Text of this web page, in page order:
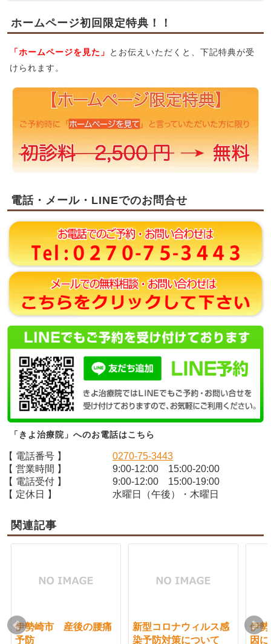
ホームページ初回限定特典！！
「ホームページを見た」
とお伝えいただくと、下記特典が受
けられます。
電話・メール・LINEでのお問合せ
「きよ治療院」へのお電話はこちら
【 電話番号 】
0270-75-3443
【 営業時間 】
9:00-12:00 15:00-20:00
【 電話受付 】
9:00-12:00 15:00-19:00
【 定休日 】
水曜日（午後）・木曜日
関連記事
伊勢崎市 産後の腰痛
予防
新型コロナウィルス感
染予防対策について
伊
因